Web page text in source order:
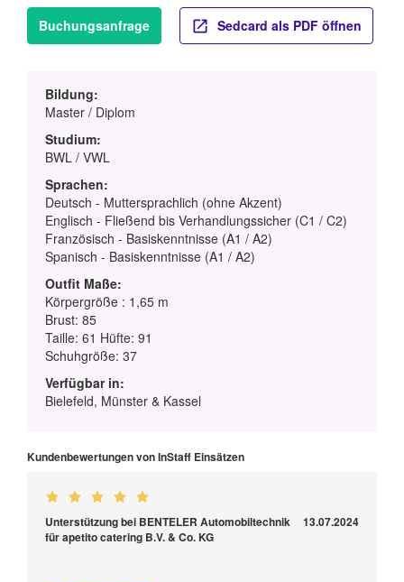
Buchungsanfrage Sedcard als PDF öffnen
Bildung:
Master / Diplom
Studium:
BWL / VWL
Sprachen:
Deutsch - Muttersprachlich (ohne Akzent)
Englisch - Fließend bis Verhandlungssicher (C1 / C2)
Französisch - Basiskenntnisse (A1 / A2)
Spanisch - Basiskenntnisse (A1 / A2)
Outfit Maße:
Körpergröße : 1,65 m
Brust: 85
Taille: 61 Hüfte: 91
Schuhgröße: 37
Verfügbar in:
Bielefeld, Münster & Kassel
Kundenbewertungen von InStaff Einsätzen
Unterstützung bei BENTELER Automobiltechnik
für apetito catering B.V. & Co. KG
13.07.2024